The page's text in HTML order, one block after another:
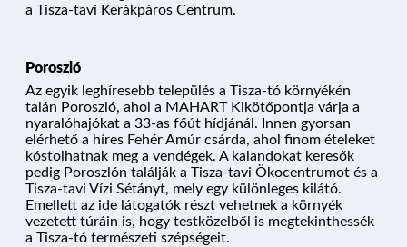
PROGRAM
ÁRAK ÉS FOGLALÁS
a Tisza-tavi Kerákpáros Centrum.
Poroszló
Az egyik leghíresebb település a Tisza-tó környékén
talán Poroszló, ahol a MAHART Kikötőpontja várja a
nyaralóhajókat a 33-as főút hídjánál. Innen gyorsan
elérhető a híres Fehér Amúr csárda, ahol finom ételeket
kóstolhatnak meg a vendégek. A kalandokat keresők
pedig Poroszlón találják a Tisza-tavi Ökocentrumot és a
Tisza-tavi Vízi Sétányt, mely egy különleges kilátó.
Emellett az ide látogatók részt vehetnek a környék
vezetett túráin is, hogy testközelből is megtekinthessék
a Tisza-tó természeti szépségeit.